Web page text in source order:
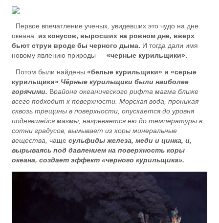
Первое впечатление ученых, увидевших это чудо на дне
океана: из конусов, выросших на ровном дне, вверх
бьют струи вроде бы черного дыма. И тогда дали имя
новому явлению природы —«черные курильщики».
Потом были найдены«белые курильщики» и «серые
курильщики».Чёрные курильщики были наиболее
горячими. Врайоне океанического рифта магма ближе
всего подходит к поверхности. Морская вода, проникая
сквозь трещины в поверхности, опускается до уровня
поднявшейся магмы, нагревается ею до температуры в
сотни градусов, вымывает из коры минеральные
вещества, чащесульфиды железа, меди и цинка, и,
вырываясь под давлением на поверхность коры
океана, создает эффект «черного курильщика».